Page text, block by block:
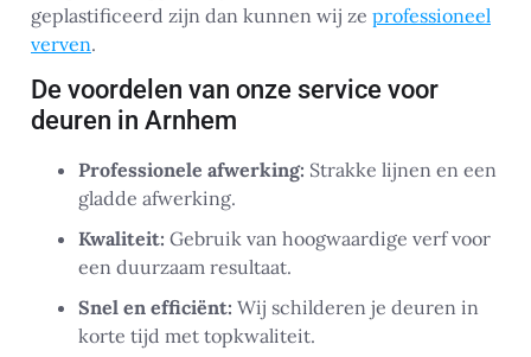
geplastificeerd zijn dan kunnen wij ze professioneel
verven.
De voordelen van onze service voor
deuren in Arnhem
Professionele afwerking: Strakke lijnen en een
gladde afwerking.
Kwaliteit: Gebruik van hoogwaardige verf voor
een duurzaam resultaat.
Snel en efficiënt: Wij schilderen je deuren in
korte tijd met topkwaliteit.